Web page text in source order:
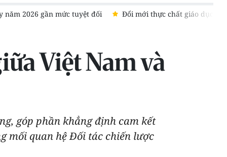
dục Điểm chuẩn Trường đại học Luật Hà Nội năm 2026
Việt Nam và
góp phần khẳng định cam kết
mối quan hệ Đối tác chiến lược